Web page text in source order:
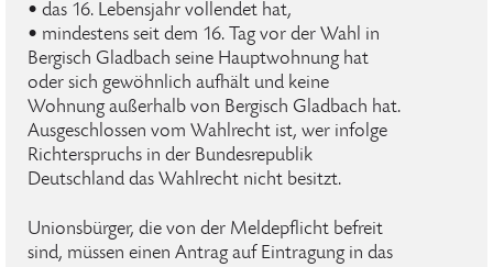
• das 16. Lebensjahr vollendet hat,
• mindestens seit dem 16. Tag vor der Wahl in
Bergisch Gladbach seine Hauptwohnung hat
oder sich gewöhnlich aufhält und keine
Wohnung außerhalb von Bergisch Gladbach hat.
Ausgeschlossen vom Wahlrecht ist, wer infolge
Richterspruchs in der Bundesrepublik
Deutschland das Wahlrecht nicht besitzt.
Unionsbürger, die von der Meldepflicht befreit
sind, müssen einen Antrag auf Eintragung in das